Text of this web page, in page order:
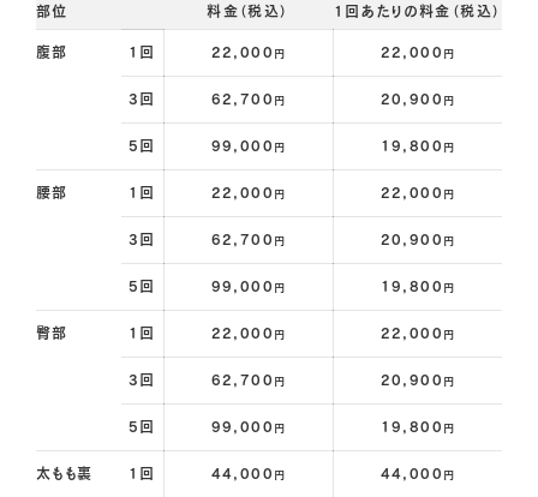
部位 料金（税込） 1回あたりの料金（税込）
腹部 1回 22,000 円 22,000 円
3回 62,700 円 20,900 円
5回 99,000 円 19,800 円
腰部 1回 22,000 円 22,000 円
3回 62,700 円 20,900 円
5回 99,000 円 19,800 円
臀部 1回 22,000 円 22,000 円
3回 62,700 円 20,900 円
5回 99,000 円 19,800 円
太もも裏 1回 44,000 円 44,000 円